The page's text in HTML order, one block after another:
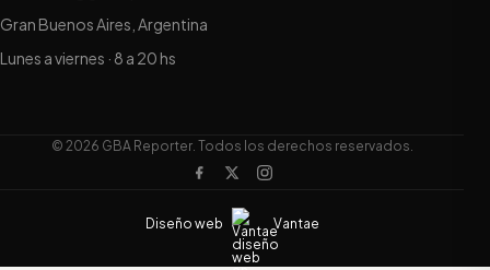
Gran Buenos Aires, Argentina
Lunes a viernes · 8 a 20 hs
© 2026 GBA Reporter. Todos los derechos reservados.
Diseño web Vantae